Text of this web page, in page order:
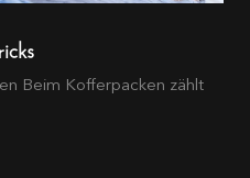
Beim Kofferpacken zählt